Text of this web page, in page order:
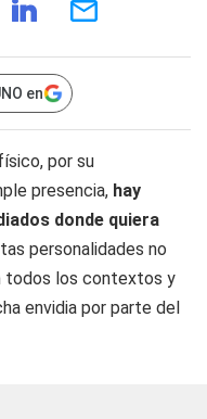
en
por su
presencia, hay
donde quiera
personalidades no
todos los contextos y
envidia por parte del